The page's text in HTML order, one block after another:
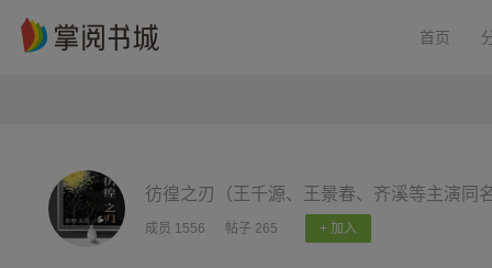
首页
彷徨之刃（王千源、王景春、齐溪等主演同
成员 1556 帖子 265 + 加入